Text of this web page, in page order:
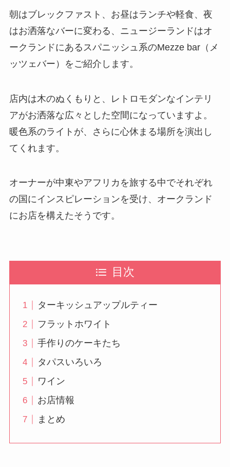
朝はブレックファスト、お昼はランチや軽食、夜
はお洒落なバーに変わる、ニュージーランドはオ
ークランドにあるスパニッシュ系のMezze bar（メ
ッツェバー）をご紹介します。
店内は木のぬくもりと、レトロモダンなインテリ
アがお洒落な広々とした空間になっていますよ。
暖色系のライトが、さらに心休まる場所を演出し
てくれます。
オーナーが中東やアフリカを旅する中でそれぞれ
の国にインスピレーションを受け、オークランド
にお店を構えたそうです。
目次
ターキッシュアップルティー
フラットホワイト
手作りのケーキたち
タパスいろいろ
ワイン
お店情報
まとめ